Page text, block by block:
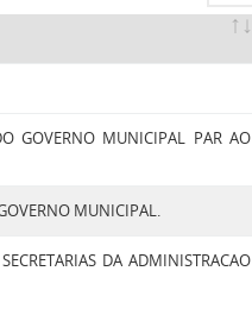
GOVERNO MUNICIPAL PAR AO
MUNICIPAL.
DA ADMINISTRACAO